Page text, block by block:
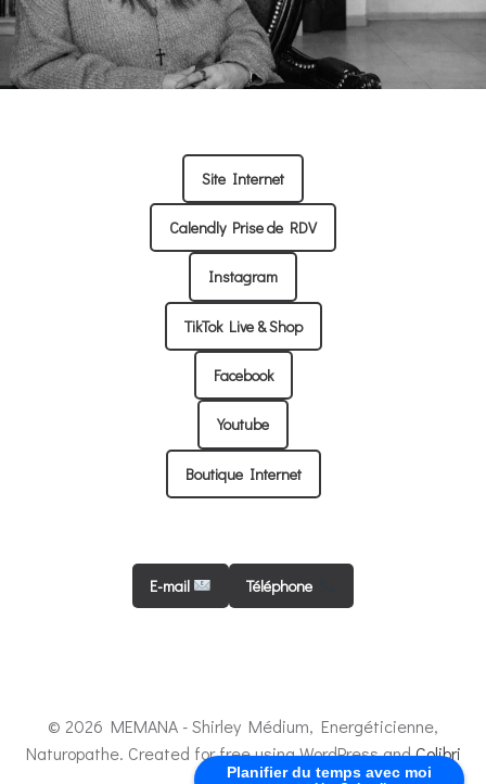
Planifier du temps avec moi
Site Internet
Calendly Prise de RDV
Instagram
TikTok Live & Shop
Facebook
Youtube
Boutique Internet
E-mail Téléphone
© 2026 MEMANA - Shirley Médium, Energéticienne,
Naturopathe. Created for free using WordPress andColibri